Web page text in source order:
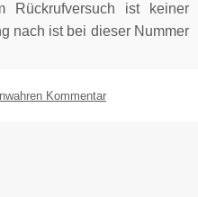
Rückrufversuch ist keiner
nach ist bei dieser Nummer
Kommentar